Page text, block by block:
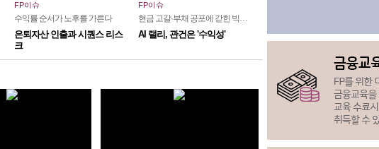
FP이슈
수익률 순서가 노후를 가른다
은퇴자산 인출과 시퀀스 리스
크
FP이슈
현금 고갈·부채 공포에 갇힌 빅테크
AI 랠리, 관건은 '수익성'